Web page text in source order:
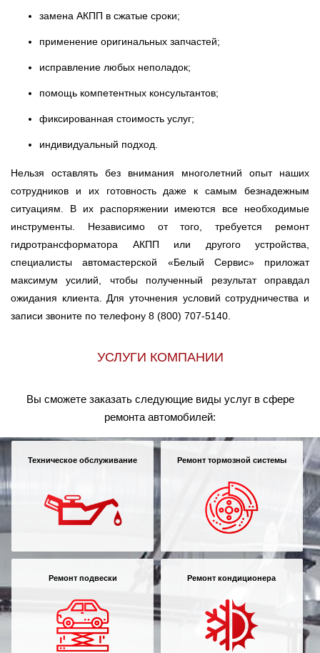
замена АКПП в сжатые сроки;
применение оригинальных запчастей;
исправление любых неполадок;
помощь компетентных консультантов;
фиксированная стоимость услуг;
индивидуальный подход.
Нельзя оставлять без внимания многолетний опыт наших
сотрудников и их готовность даже к самым безнадежным
ситуациям. В их распоряжении имеются все необходимые
инструменты. Независимо от того, требуется ремонт
гидротрансформатора АКПП или другого устройства,
специалисты автомастерской «Белый Сервис» приложат
максимум усилий, чтобы полученный результат оправдал
ожидания клиента. Для уточнения условий сотрудничества и
записи звоните по телефону 8 (800) 707-5140.
УСЛУГИ КОМПАНИИ
Вы сможете заказать следующие виды услуг в сфере
ремонта автомобилей:
Техническое обслуживание Ремонт тормозной системы
Ремонт подвески Ремонт кондиционера